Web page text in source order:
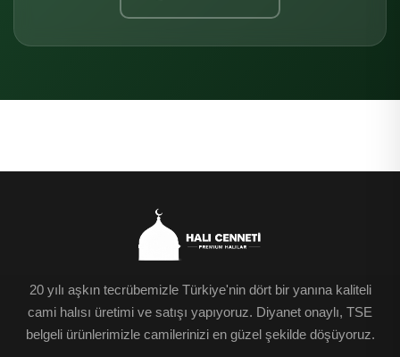
20 yılı aşkın tecrübemizle Türkiye'nin dört bir yanına kaliteli
cami halısı üretimi ve satışı yapıyoruz. Diyanet onaylı, TSE
belgeli ürünlerimizle camilerinizi en güzel şekilde döşüyoruz.